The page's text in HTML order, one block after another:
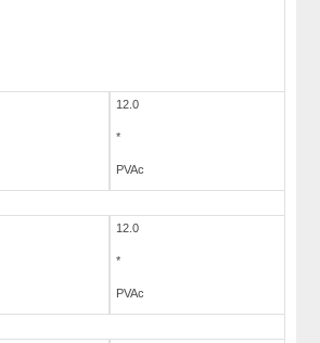
12.0
*
PVAc
12.0
*
PVAc